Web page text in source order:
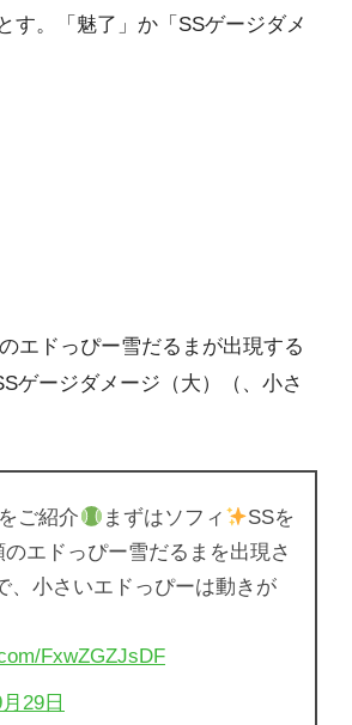
す。「魅了」か「SSゲージダメ
エドっぴー雪だるまが出現する
ゲージダメージ（大）（、小さ
ご紹介 まずはソフィ
SSを
エドっぴー雪だるまを出現さ
、小さいエドっぴーは動きが
FxwZGZJsDF
29日